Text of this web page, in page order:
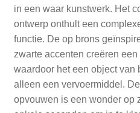
in een waar kunstwerk. Het
ontwerp onthult een
functie. De op brons
zwarte accenten creëren
waardoor het een object van
alleen een vervoermiddel.
opvouwen is een wonder op